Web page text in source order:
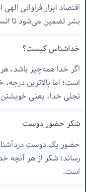
اقتصاد ابزار فراوانی
بشر تضمین می‌شود تا
خداشناس کیست؟
اگر خدا همه‌چیز باشد،
است؛ اما بالاترین
تجلی خدا، یعنی
شکر حضور دوست
حضور یک دوستِ دردآشنا
رساند؛ شکر از هر آنچه
است.